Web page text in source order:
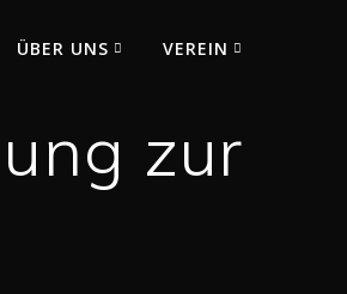
ÜBER UNS VEREIN
zur